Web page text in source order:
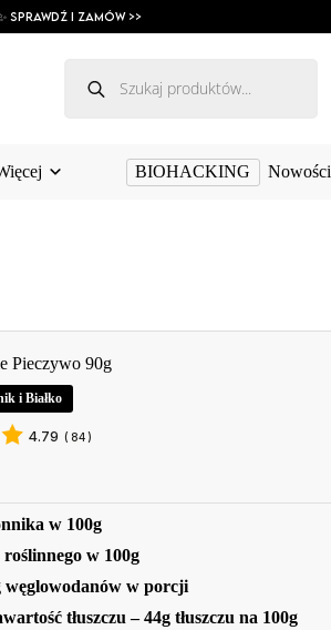
I ZAMÓW >>
produktów
BIOHACKING Nowości
Pieczywo 90g
i Białko
4.79 ( 84)
w 100g
w 100g
węglowodanów w porcji
tłuszczu – 44g tłuszczu na 100g